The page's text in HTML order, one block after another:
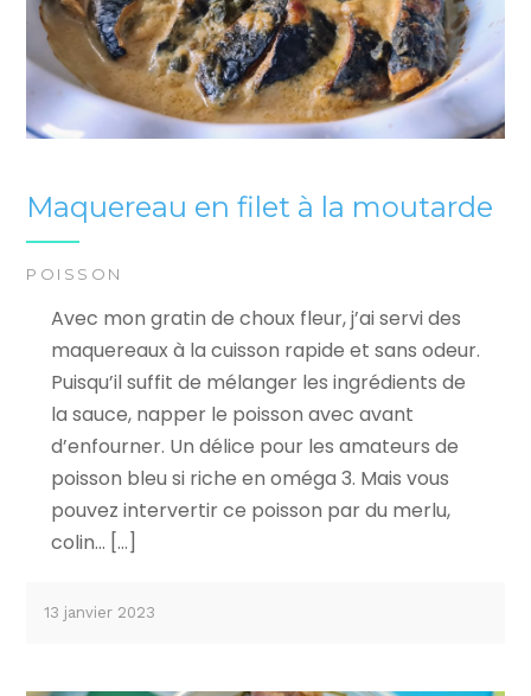
Maquereau en filet à la moutarde
POISSON
Avec mon gratin de choux fleur, j’ai servi des
maquereaux à la cuisson rapide et sans odeur.
Puisqu’il suffit de mélanger les ingrédients de
la sauce, napper le poisson avec avant
d’enfourner. Un délice pour les amateurs de
poisson bleu si riche en oméga 3. Mais vous
pouvez intervertir ce poisson par du merlu,
colin… […]
13 janvier 2023